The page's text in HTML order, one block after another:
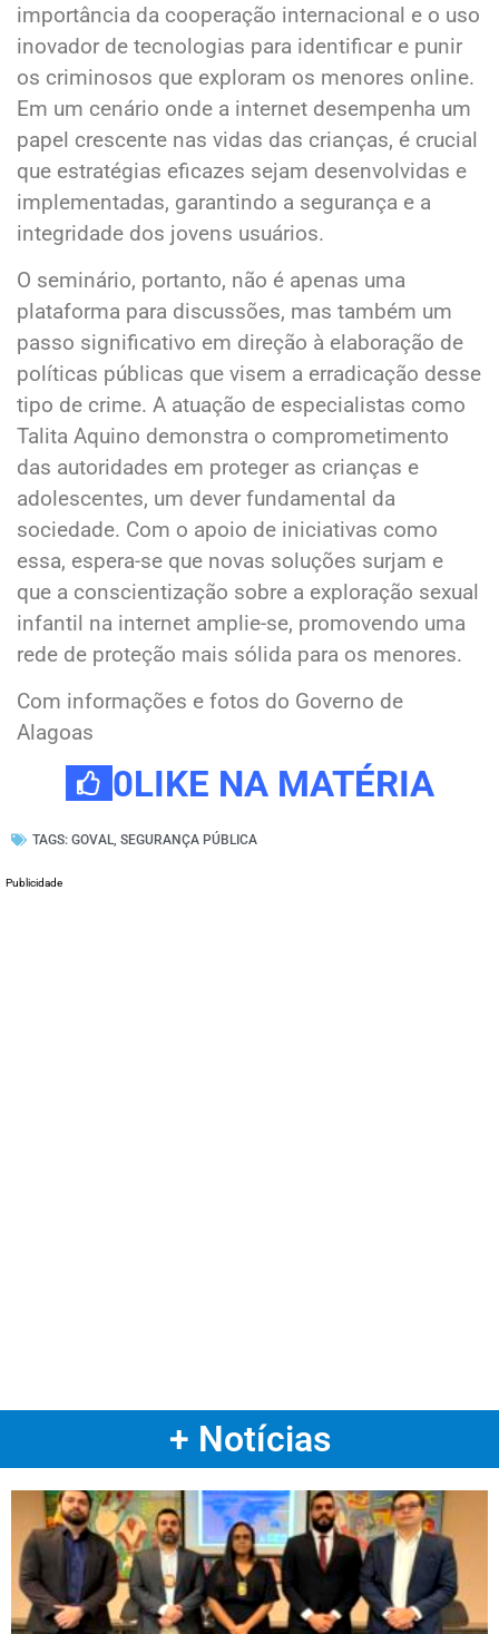
importância da cooperação internacional e o uso
inovador de tecnologias para identificar e punir
os criminosos que exploram os menores online.
Em um cenário onde a internet desempenha um
papel crescente nas vidas das crianças, é crucial
que estratégias eficazes sejam desenvolvidas e
implementadas, garantindo a segurança e a
integridade dos jovens usuários.
O seminário, portanto, não é apenas uma
plataforma para discussões, mas também um
passo significativo em direção à elaboração de
políticas públicas que visem a erradicação desse
tipo de crime. A atuação de especialistas como
Talita Aquino demonstra o comprometimento
das autoridades em proteger as crianças e
adolescentes, um dever fundamental da
sociedade. Com o apoio de iniciativas como
essa, espera-se que novas soluções surjam e
que a conscientização sobre a exploração sexual
infantil na internet amplie-se, promovendo uma
rede de proteção mais sólida para os menores.
Com informações e fotos do Governo de
Alagoas
0LIKE NA MATÉRIA
TAGS: GOVAL, SEGURANÇA PÚBLICA
Publicidade
+ Notícias